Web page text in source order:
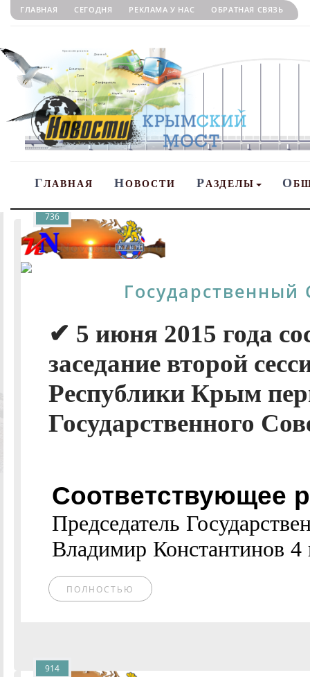
ГЛАВНАЯ СЕГОДНЯ РЕКЛАМА У НАС ОБРАТНАЯ СВЯЗЬ
ГЛАВНАЯ НОВОСТИ РАЗДЕЛЫ О
✔ 5 июня 2015 года
заседание второй
Республики Крым
Государственного
Соответствующее
Председатель
Владимир Константинов
ПОЛНОСТЬЮ
736
914